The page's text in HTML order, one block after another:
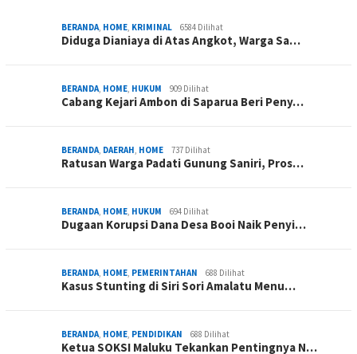
BERANDA HOME KRIMINAL 6584 Dilihat
Diduga Dianiaya di Atas Angkot, Warga Sa…
BERANDA HOME HUKUM 909 Dilihat
Cabang Kejari Ambon di Saparua Beri Peny…
BERANDA DAERAH HOME 737 Dilihat
Ratusan Warga Padati Gunung Saniri, Pros…
BERANDA HOME HUKUM 694 Dilihat
Dugaan Korupsi Dana Desa Booi Naik Penyi…
BERANDA HOME PEMERINTAHAN 688 Dilihat
Kasus Stunting di Siri Sori Amalatu Menu…
BERANDA HOME PENDIDIKAN 688 Dilihat
Ketua SOKSI Maluku Tekankan Pentingnya N…